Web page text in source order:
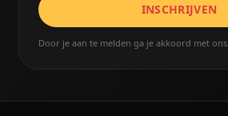
INSCHRIJVEN
Door je aan te melden ga je akkoord met ons